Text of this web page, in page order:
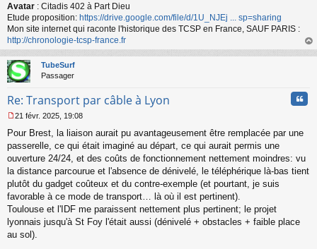
Avatar : Citadis 402 à Part Dieu
Etude proposition: https://drive.google.com/file/d/1U_NJEj ... sp=sharing
Mon site internet qui raconte l'historique des TCSP en France, SAUF PARIS :
http://chronologie-tcsp-france.fr
au
TubeSurf
Passager
Re: Transport par câble à Lyon
e
s
s
g
e
n
o
n
u
21 févr. 2025, 19:08
Pour Brest, la liaison aurait pu avantageusement être remplacée par une
passerelle, ce qui était imaginé au départ, ce qui aurait permis une
ouverture 24/24, et des coûts de fonctionnement nettement moindres: vu
la distance parcourue et l'absence de dénivelé, le téléphérique là-bas tient
plutôt du gadget coûteux et du contre-exemple (et pourtant, je suis
favorable à ce mode de transport… là où il est pertinent).
Toulouse et l'IDF me paraissent nettement plus pertinent; le projet
lyonnais jusqu'à St Foy l'était aussi (dénivelé + obstacles + faible place
au sol).